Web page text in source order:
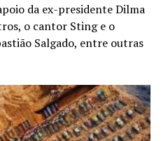
da ex-presidente Dilma
o cantor Sting e o
Salgado, entre outras